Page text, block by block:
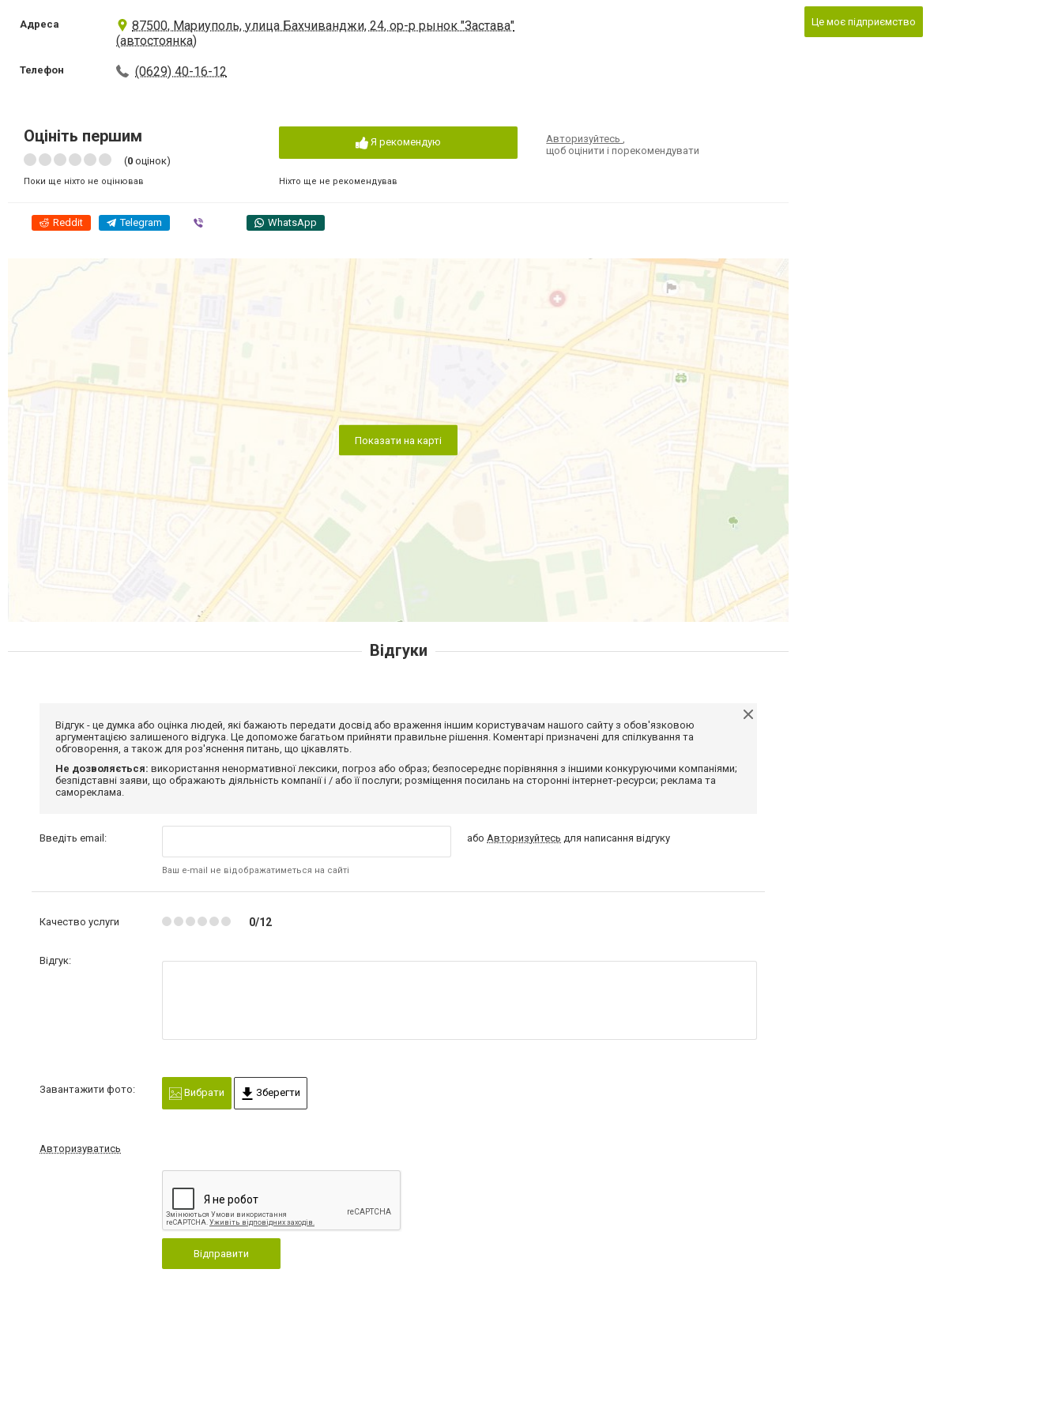
Адреса
87500, Мариуполь, улица Бахчиванджи, 24, ор-р рынок "Застава"
(автостоянка)
Телефон (0629) 40-16-12
Оцініть першим
(0 оцінок)
Поки ще ніхто не оцінював
Я рекомендую
Ніхто ще не рекомендував
Авторизуйтесь,
щоб оцінити і порекомендувати
Reddit Telegram WhatsApp
Показати на карті
Це моє підприємство
Відгуки
Відгук - це думка або оцінка людей, які бажають передати досвід або враження іншим користувачам нашого сайту з обов'язковою
аргументацією залишеного відгука. Це допоможе багатьом прийняти правильне рішення. Коментарі призначені для спілкування та
обговорення, а також для роз'яснення питань, що цікавлять.
Не дозволяється: використання ненормативної лексики, погроз або образ; безпосереднє порівняння з іншими конкуруючими компаніями;
безпідставні заяви, що ображають діяльність компанії і / або її послуги; розміщення посилань на сторонні інтернет-ресурси; реклама та
самореклама.
Введіть email:
Ваш e-mail не відображатиметься на сайті
абоАвторизуйтесь для написання відгуку
Качество услуги 0/12
Відгук:
Завантажити фото: Вибрати Зберегти
Авторизуватись
Відправити